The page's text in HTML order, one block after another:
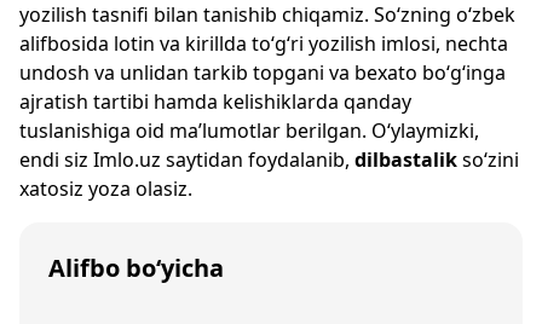
yozilish tasnifi bilan tanishib chiqamiz. So‘zning o‘zbek
alifbosida lotin va kirillda to‘g‘ri yozilish imlosi, nechta
undosh va unlidan tarkib topgani va bexato bo‘g‘inga
ajratish tartibi hamda kelishiklarda qanday
tuslanishiga oid ma’lumotlar berilgan. O‘ylaymizki,
endi siz Imlo.uz saytidan foydalanib, dilbastalikso‘zini
xatosiz yoza olasiz.
Alifbo bo‘yicha